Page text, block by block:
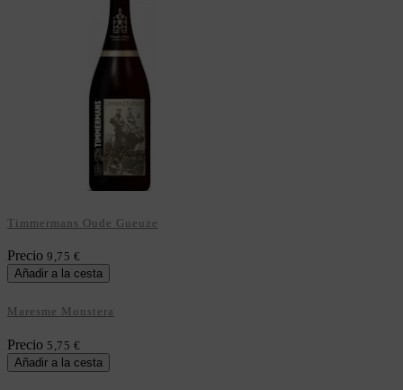
Timmermans Oude Gueuze
Precio 9,75 €
Añadir a la cesta
Maresme Monstera
Precio 5,75 €
Añadir a la cesta